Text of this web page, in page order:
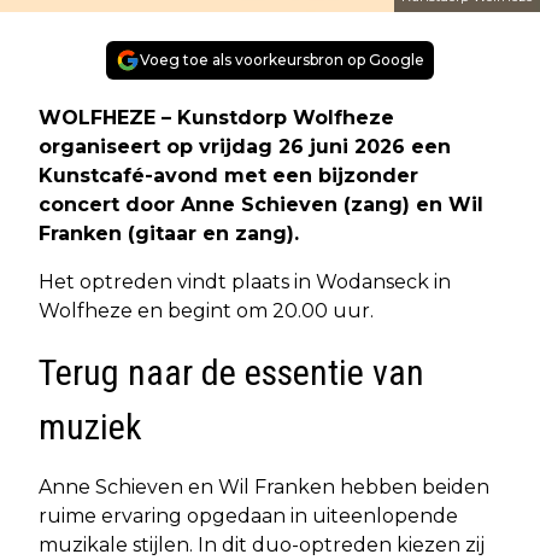
Voeg toe als voorkeursbron op Google
WOLFHEZE – Kunstdorp Wolfheze
organiseert op vrijdag 26 juni 2026 een
Kunstcafé-avond met een bijzonder
concert door Anne Schieven (zang) en Wil
Franken (gitaar en zang).
Het optreden vindt plaats in Wodanseck in
Wolfheze en begint om 20.00 uur.
Terug naar de essentie van
muziek
Anne Schieven en Wil Franken hebben beiden
ruime ervaring opgedaan in uiteenlopende
muzikale stijlen. In dit duo-optreden kiezen zij